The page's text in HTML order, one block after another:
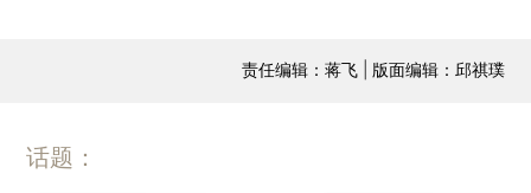
责任编辑：蒋飞 | 版面编辑：邱祺璞
话题：